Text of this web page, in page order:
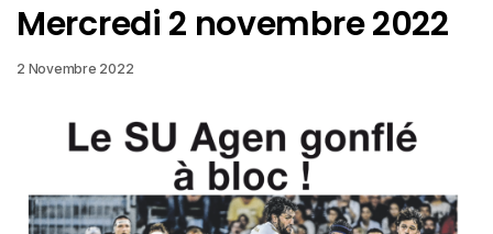
Mercredi 2 novembre 2022
2 Novembre 2022